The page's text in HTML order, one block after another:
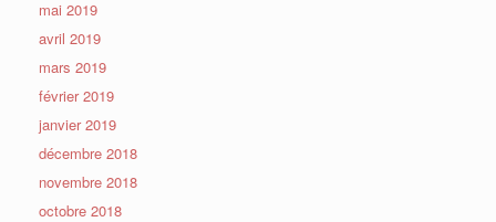
mai 2019
avril 2019
mars 2019
février 2019
janvier 2019
décembre 2018
novembre 2018
octobre 2018